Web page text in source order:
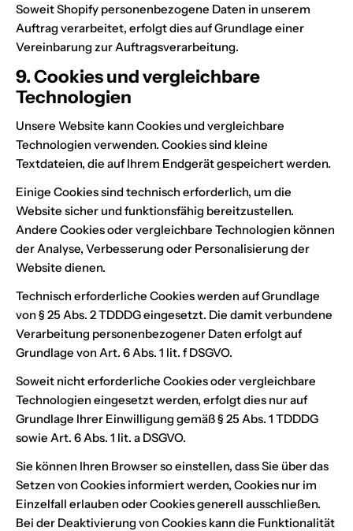
Soweit Shopify personenbezogene Daten in unserem
Auftrag verarbeitet, erfolgt dies auf Grundlage einer
Vereinbarung zur Auftragsverarbeitung.
9. Cookies und vergleichbare
Technologien
Unsere Website kann Cookies und vergleichbare
Technologien verwenden. Cookies sind kleine
Textdateien, die auf Ihrem Endgerät gespeichert werden.
Einige Cookies sind technisch erforderlich, um die
Website sicher und funktionsfähig bereitzustellen.
Andere Cookies oder vergleichbare Technologien können
der Analyse, Verbesserung oder Personalisierung der
Website dienen.
Technisch erforderliche Cookies werden auf Grundlage
von § 25 Abs. 2 TDDDG eingesetzt. Die damit verbundene
Verarbeitung personenbezogener Daten erfolgt auf
Grundlage von Art. 6 Abs. 1 lit. f DSGVO.
Soweit nicht erforderliche Cookies oder vergleichbare
Technologien eingesetzt werden, erfolgt dies nur auf
Grundlage Ihrer Einwilligung gemäß § 25 Abs. 1 TDDDG
sowie Art. 6 Abs. 1 lit. a DSGVO.
Sie können Ihren Browser so einstellen, dass Sie über das
Setzen von Cookies informiert werden, Cookies nur im
Einzelfall erlauben oder Cookies generell ausschließen.
Bei der Deaktivierung von Cookies kann die Funktionalität